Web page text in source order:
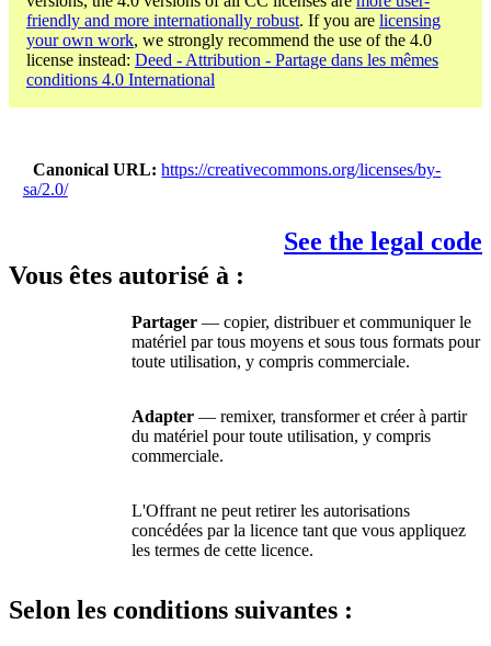
friendly and more internationally robust. If you are licensing
your own work, we strongly recommend the use of the 4.0
license instead: Deed - Attribution - Partage dans les mêmes
conditions 4.0 International
Canonical URL
https://creativecommons.org/licenses/by-
sa/2.0/
See the legal code
Vous êtes autorisé à :
Partager — copier, distribuer et communiquer le
matériel par tous moyens et sous tous formats pour
toute utilisation, y compris commerciale.
Adapter — remixer, transformer et créer à partir
du matériel pour toute utilisation, y compris
commerciale.
L'Offrant ne peut retirer les autorisations
concédées par la licence tant que vous appliquez
les termes de cette licence.
Selon les conditions suivantes :